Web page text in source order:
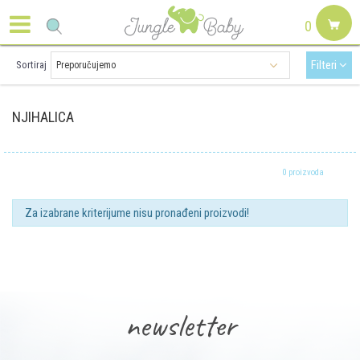
0
NJIHALICA
Sortiraj Filteri
0 proizvoda
Za izabrane kriterijume nisu pronađeni proizvodi!
newsletter